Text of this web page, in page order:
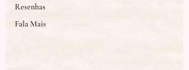
Resenhas
Fala Mais